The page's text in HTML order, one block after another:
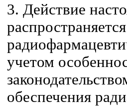
3. Действие
учетом
обеспечения